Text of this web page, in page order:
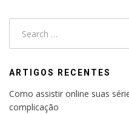
ARTIGOS RECENTES
Como assistir online suas
complicação